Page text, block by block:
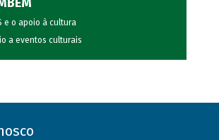
e o apoio à cultura
a eventos culturais